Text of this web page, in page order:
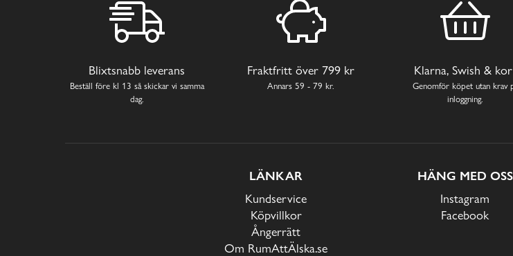
Blixtsnabb leverans
Beställ före kl 13 så skickar vi samma
dag.
Fraktfritt över 799 kr
Annars 59 - 79 kr.
Klarna, Swish &
Genomför köpet utan krav
inloggning.
LÄNKAR
Kundservice
Köpvillkor
Ångerrätt
Om RumAttÄlska.se
HÄNG MED OSS
Instagram
Facebook